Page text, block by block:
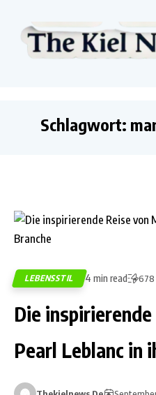
Schlagwort:
LEBENSSTIL 4 min read 678
Die
Pearl Leblanc in